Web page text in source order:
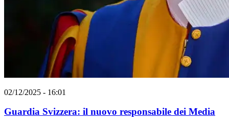
02/12/2025 - 16:01
Guardia Svizzera: il nuovo responsabile dei Media